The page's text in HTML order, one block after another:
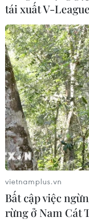
tái xuất V-
vietnamplus.vn
Bất cập việc
rừng ở Nam Cát